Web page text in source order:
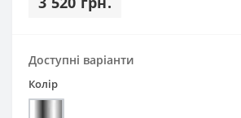
Доступні варіанти
Колір